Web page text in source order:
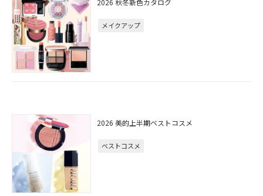
2026 秋冬新色カタログ
メイクアップ
2026 美的上半期ベストコスメ
ベストコスメ